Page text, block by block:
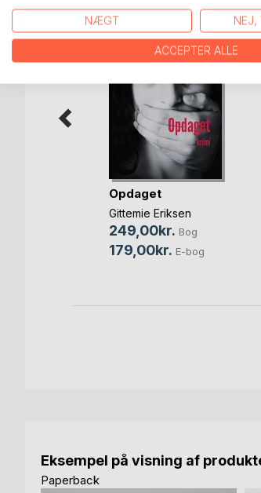
Opdaget
Gittemie Eriksen
249,00kr. Bog
179,00kr. E-bog
Eksempel på visning af
Paperback
NÆGT NEJ,
ACCEPTER ALLE